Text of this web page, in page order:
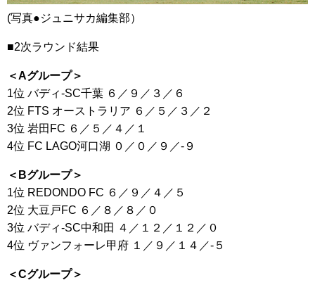
(写真●ジュニサカ編集部）
■2次ラウンド結果
＜Aグループ＞
1位 バディ-SC千葉 ６／９／３／６
2位 FTS オーストラリア ６／５／３／２
3位 岩田FC ６／５／４／１
4位 FC LAGO河口湖 ０／０／９／-９
＜Bグループ＞
1位 REDONDO FC ６／９／４／５
2位 大豆戸FC ６／８／８／０
3位 バディ-SC中和田 ４／１２／１２／０
4位 ヴァンフォーレ甲府 １／９／１４／-５
＜Cグループ＞